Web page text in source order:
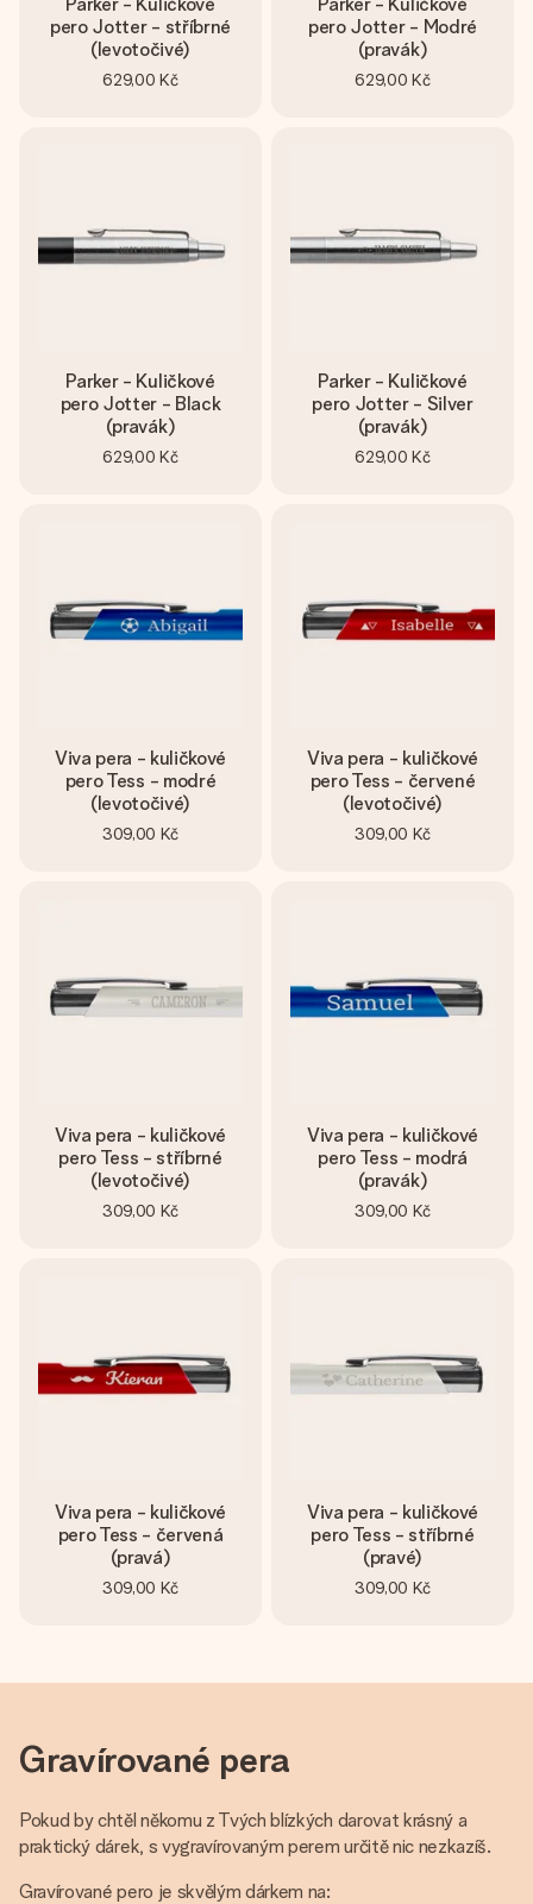
pero Jotter - stříbrné
(levotočivé)
629,00 Kč
pero Jotter - Modré
(pravák)
629,00 Kč
Parker - Kuličkové
pero Jotter - Black
(pravák)
629,00 Kč
Parker - Kuličkové
pero Jotter - Silver
(pravák)
629,00 Kč
Viva pera - kuličkové
pero Tess - modré
(levotočivé)
309,00 Kč
Viva pera - kuličkové
pero Tess - červené
(levotočivé)
309,00 Kč
Viva pera - kuličkové
pero Tess - stříbrné
(levotočivé)
309,00 Kč
Viva pera - kuličkové
pero Tess - modrá
(pravák)
309,00 Kč
Viva pera - kuličkové
pero Tess - červená
(pravá)
309,00 Kč
Viva pera - kuličkové
pero Tess - stříbrné
(pravé)
309,00 Kč
Gravírované pera
Pokud by chtěl někomu z Tvých blízkých darovat krásný a
praktický dárek, s vygravírovaným perem určitě nic nezkazíš.
Gravírované pero je skvělým dárkem na: